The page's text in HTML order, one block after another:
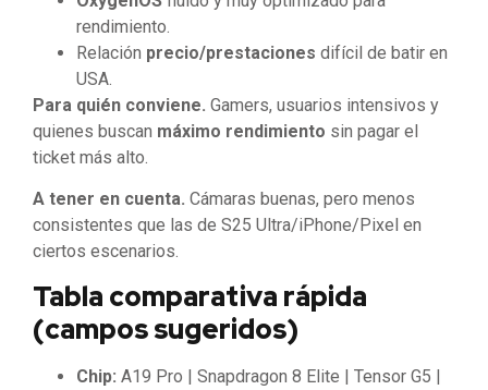
rendimiento.
Relación precio/prestaciones difícil de batir en
USA.
Para quién conviene. Gamers, usuarios intensivos y
quienes buscan máximo rendimiento sin pagar el
ticket más alto.
A tener en cuenta. Cámaras buenas, pero menos
consistentes que las de S25 Ultra/iPhone/Pixel en
ciertos escenarios.
Tabla comparativa rápida
(campos sugeridos)
Chip: A19 Pro | Snapdragon 8 Elite | Tensor G5 |